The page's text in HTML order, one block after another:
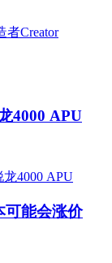
4000 APU
可能会涨价